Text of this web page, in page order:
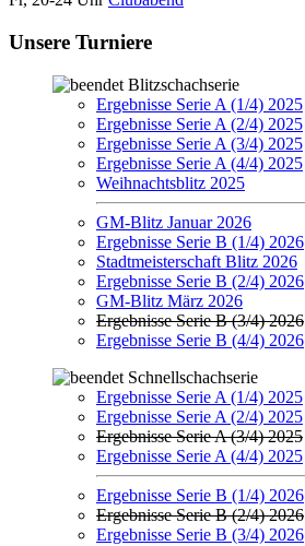
Unsere Turniere
Blitzschachserie
Ergebnisse Serie A (1/4) 2025
Ergebnisse Serie A (2/4) 2025
Ergebnisse Serie A (3/4) 2025
Ergebnisse Serie A (4/4) 2025
Weihnachtsblitz 2025
GM-Blitz Januar 2026
Ergebnisse Serie B (1/4) 2026
Stadtmeisterschaft Blitz 2026
Ergebnisse Serie B (2/4) 2026
GM-Blitz März 2026
Ergebnisse Serie B (3/4) 2026
Ergebnisse Serie B (4/4) 2026
Schnellschachserie
Ergebnisse Serie A (1/4) 2025
Ergebnisse Serie A (2/4) 2025
Ergebnisse Serie A (3/4) 2025
Ergebnisse Serie A (4/4) 2025
Ergebnisse Serie B (1/4) 2026
Ergebnisse Serie B (2/4) 2026
Ergebnisse Serie B (3/4) 2026